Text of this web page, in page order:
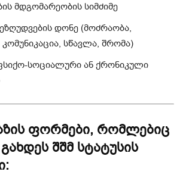
მდგომარეობის სიმძიმე
დონე (მოძრაობა,
სწავლა, შრომა)
სოციალური ან ქრონიკული
ფორმები, რომლებიც
შშმ სტატუსის